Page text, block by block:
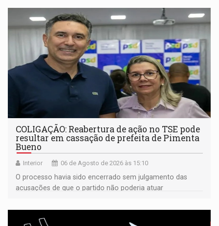
COLIGAÇÃO: Reabertura de ação no TSE pode
resultar em cassação de prefeita de Pimenta
Bueno
Interior 06 de Agosto de 2026 às 15:10
O processo havia sido encerrado sem julgamento das
acusações de que o partido não poderia atuar